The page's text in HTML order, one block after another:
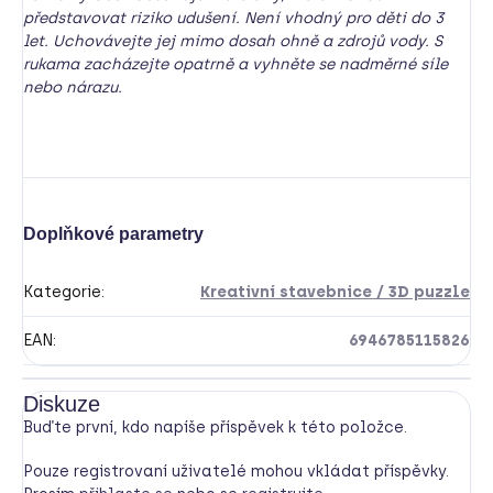
představovat riziko udušení. Není vhodný pro děti do 3
let. Uchovávejte jej mimo dosah ohně a zdrojů vody. S
rukama zacházejte opatrně a vyhněte se nadměrné síle
nebo nárazu.
Doplňkové parametry
Kategorie: Kreativní stavebnice / 3D puzzle
EAN: 6946785115826
Diskuze
Buďte první, kdo napíše příspěvek k této položce.
Pouze registrovaní uživatelé mohou vkládat příspěvky.